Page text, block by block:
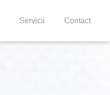
Servicii Contact